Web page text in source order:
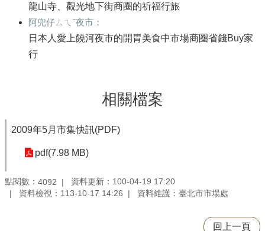
龍山寺、觀光地下街商圈的祈福行旅
阿兜仔ㄙㄟˇ夜市：
日本人愛上饒河夜市的開胃美食中市場商圈省錢Buy家
行
相關檔案
2009年5月市集快訊(PDF)
pdf(7.98 MB)
點閱數： 4092
資料更新：100-04-19 17:20
資料檢視：113-10-17 14:26
資料維護：臺北市市場處
回上一頁